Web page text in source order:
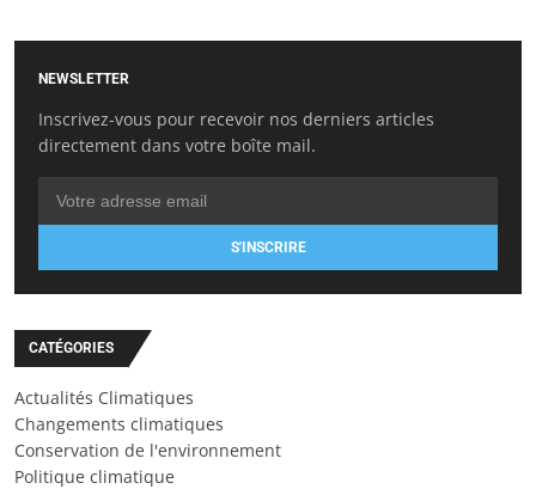
NEWSLETTER
Inscrivez-vous pour recevoir nos derniers articles
directement dans votre boîte mail.
S'INSCRIRE
CATÉGORIES
Actualités Climatiques
Changements climatiques
Conservation de l'environnement
Politique climatique